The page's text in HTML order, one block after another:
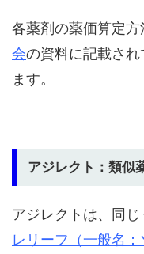
各薬剤の薬価算定
会の資料に記載さ
ます。
アジレクト：類似
アジレクトは、同
レリーフ（一般名：